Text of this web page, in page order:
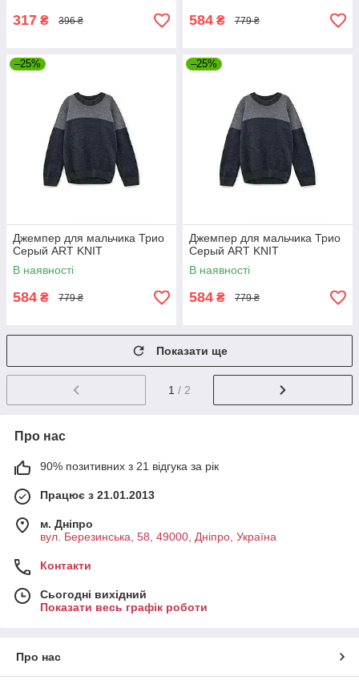
317 ₴ 396 ₴ 584 ₴ 779 ₴
–25%
Джемпер для мальчика Трио
Серый ART KNIT
В наявності
584 ₴ 779 ₴
–25%
Джемпер для мальчика Трио
Серый ART KNIT
В наявності
584 ₴ 779 ₴
Показати ще
1 / 2
Про нас
90% позитивних з 21 відгука за рік
Працює з 21.01.2013
м. Дніпро
вул. Березинська, 58, 49000, Дніпро, Україна
Контакти
Сьогодні вихідний
Показати весь графік роботи
Про нас